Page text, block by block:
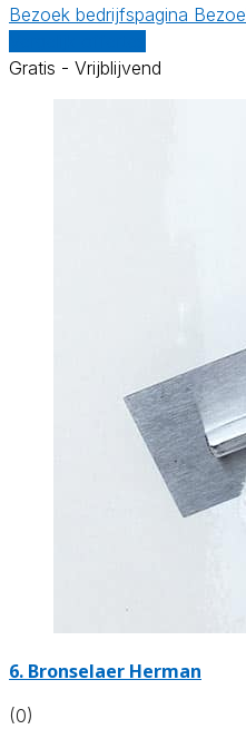
Bezoek bedrijfspagina
Gratis - Vrijblijvend
6. Bronselaer Herman
(0)